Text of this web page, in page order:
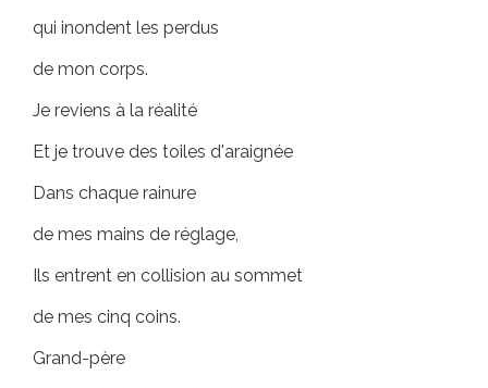
qui inondent les perdus
de mon corps.
Je reviens à la réalité
Et je trouve des toiles d'araignée
Dans chaque rainure
de mes mains de réglage,
Ils entrent en collision au sommet
de mes cinq coins.
Grand-père